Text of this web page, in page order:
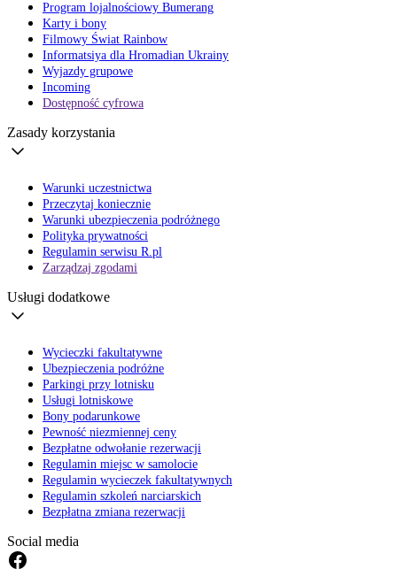
Program lojalnościowy Bumerang
Karty i bony
Filmowy Świat Rainbow
Informatsiya dla Hromadian Ukrainy
Wyjazdy grupowe
Incoming
Dostępność cyfrowa
Zasady korzystania
Warunki uczestnictwa
Przeczytaj koniecznie
Warunki ubezpieczenia podróżnego
Polityka prywatności
Regulamin serwisu R.pl
Zarządzaj zgodami
Usługi dodatkowe
Wycieczki fakultatywne
Ubezpieczenia podróżne
Parkingi przy lotnisku
Usługi lotniskowe
Bony podarunkowe
Pewność niezmiennej ceny
Bezpłatne odwołanie rezerwacji
Regulamin miejsc w samolocie
Regulamin wycieczek fakultatywnych
Regulamin szkoleń narciarskich
Bezpłatna zmiana rezerwacji
Social media